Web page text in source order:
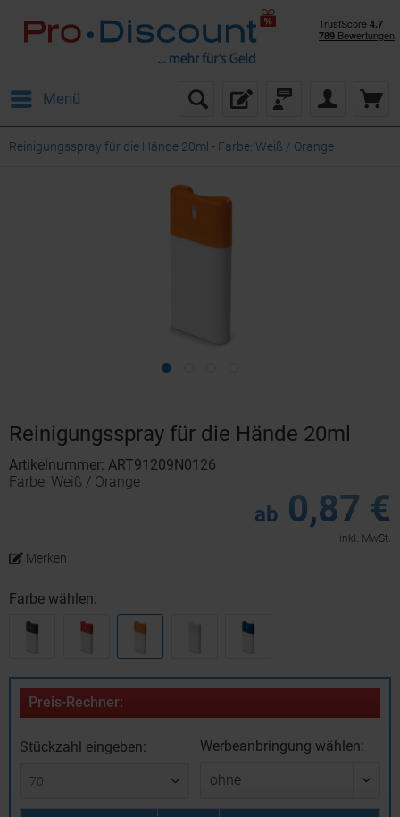
Menü
Reinigungsspray für die Hände 20ml - Farbe: Weiß / Orange
Reinigungsspray für die Hände 20ml
Artikelnummer: ART91209N0126
Farbe: Weiß / Orange
ab 0,87 €
inkl. MwSt.
Merken
Farbe wählen:
Preis-Rechner:
Stückzahl eingeben: Werbeanbringung wählen: